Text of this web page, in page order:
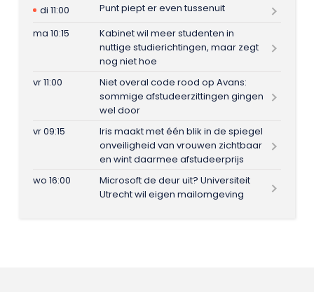
di 11:00
Punt piept er even tussenuit
ma 10:15
Kabinet wil meer studenten in
nuttige studierichtingen, maar zegt
nog niet hoe
vr 11:00
Niet overal code rood op Avans:
sommige afstudeerzittingen gingen
wel door
vr 09:15
Iris maakt met één blik in de spiegel
onveiligheid van vrouwen zichtbaar
en wint daarmee afstudeerprijs
wo 16:00
Microsoft de deur uit? Universiteit
Utrecht wil eigen mailomgeving